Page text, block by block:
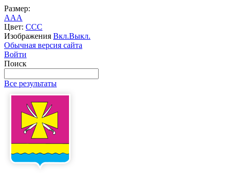
Размер:
AAA
Цвет: CCC
Изображения Вкл.Выкл.
Обычная версия сайта
Войти
Поиск
Все результаты